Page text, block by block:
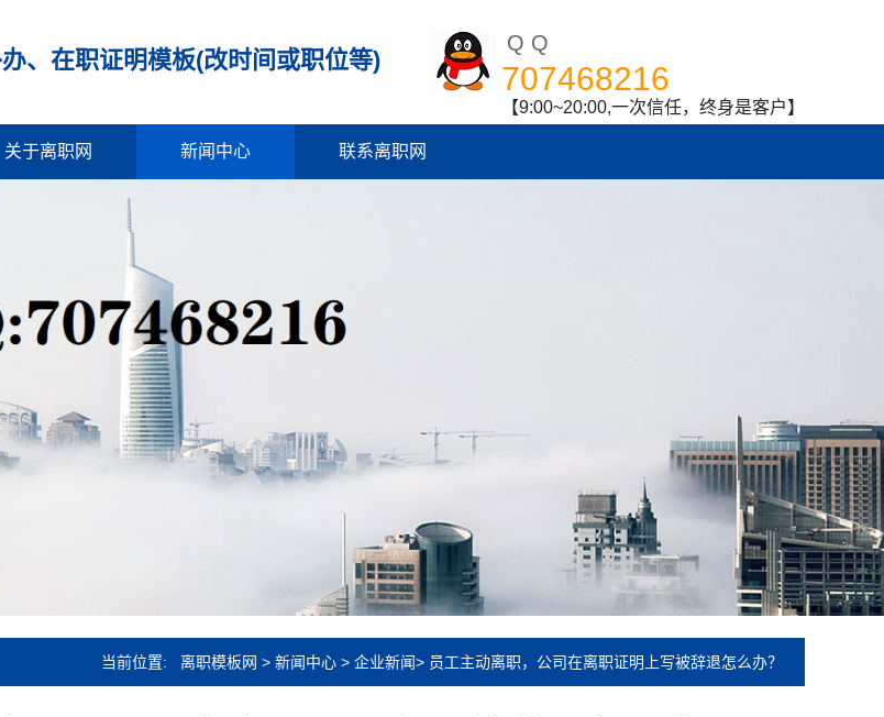
、在职证明模板(改时间或职位等)
QQ
707468216
【9:00~20:00,一次信任，终身是客户】
关于离职网 新闻中心 联系离职网
当前位置: 离职模板网 > 新闻中心 > 企业新闻> 员工主动离职，公司在离职证明上写被辞退怎么办？